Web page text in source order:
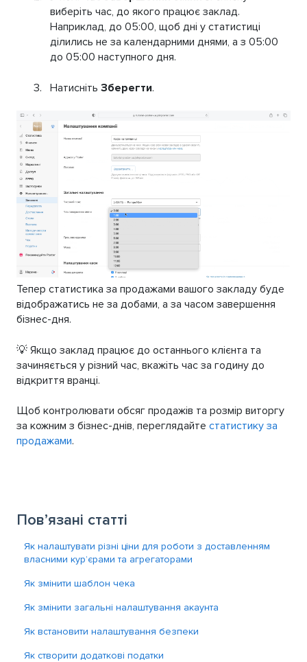
виберіть час, до якого працює заклад.
Наприклад, до 05:00, щоб дні у статистиці
ділились не за календарними днями, а з 05:00
до 05:00 наступного дня.
Натисніть Зберегти.
Тепер статистика за продажами вашого закладу буде
відображатись не за добами, а за часом завершення
бізнес-дня.
💡 Якщо заклад працює до останнього клієнта та
зачиняється у різний час, вкажіть час за годину до
відкриття вранці.
Щоб контролювати обсяг продажів та розмір виторгу
за кожним з бізнес-днів, переглядайте статистику за
продажами.
Пов’язані статті
Як налаштувати різні ціни для роботи з доставленням
власними кур’єрами та агрегаторами
Як змінити шаблон чека
Як змінити загальні налаштування акаунта
Як встановити налаштування безпеки
Як створити додаткові податки